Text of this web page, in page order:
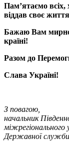
Пам’ятаємо всіх,
віддав своє
Бажаю Вам
країні!
Разом до
Слава Україні!
З повагою,
начальник
міжрегіонального
Державної